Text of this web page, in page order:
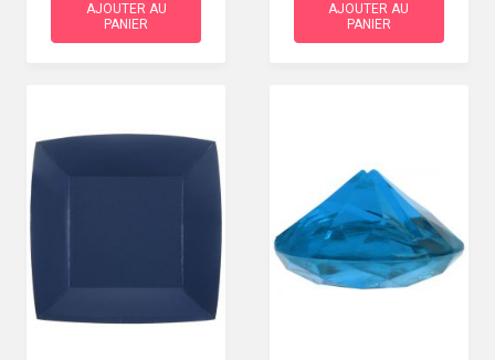
AJOUTER AU
PANIER
AJOUTER AU
PANIER